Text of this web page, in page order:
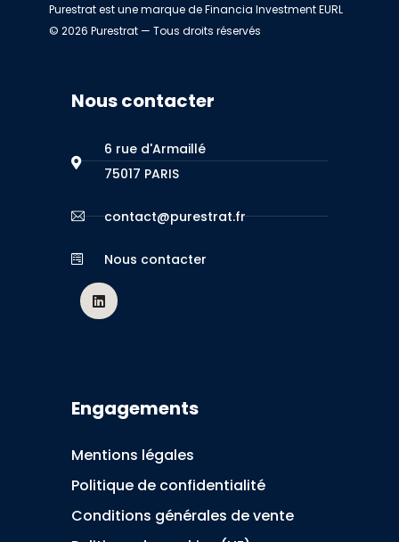
Purestrat est une marque de Financia Investment EURL
© 2026 Purestrat — Tous droits réservés
Nous contacter
6 rue d'Armaillé
75017 PARIS
contact@purestrat.fr
Nous contacter
Engagements
Mentions légales
Politique de confidentialité
Conditions générales de vente